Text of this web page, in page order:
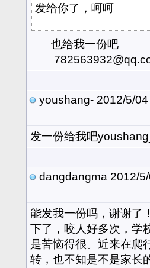
发给你了，呵呵
也给我一份吧
youshang- 2012/5/
发一份给我吧
dangdangma 2012/
能发我一份吗，谢谢了
下了，咬人好多次，学
是苦恼得很。近来在爬
转，也不知是不是家长